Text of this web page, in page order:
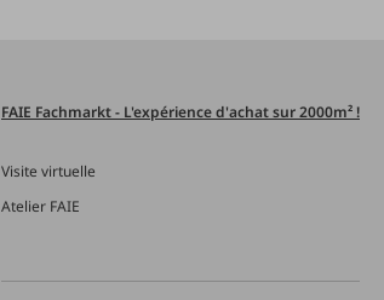
FAIE Fachmarkt - L'expérience d'achat sur 2000m² !
Visite virtuelle
Atelier FAIE